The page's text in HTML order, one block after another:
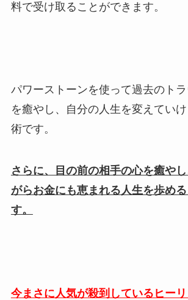
料で受け取ることができます。
パワーストーンを使って過去のト
を癒やし、自分の人生を変えてい
術です。
さらに、目の前の相手の心を癒や
がらお金にも恵まれる人生を歩め
す。
今まさに人気が殺到しているヒー